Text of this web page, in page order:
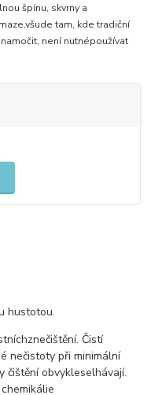
špínu, skvrny a
tam, kde tradiční
není nutnépoužívat
hustotou.
Čistí
nečistoty při minimální
čištění obvykleselhávají.